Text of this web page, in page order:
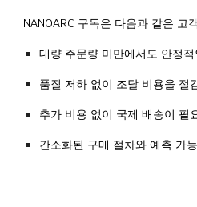
NANOARC 구독은 다음과 같은 고
대량 주문량 ​​미만에서도 안정
품질 저하 없이 조달 비용을 절
추가 비용 없이 국제 배송이 필
간소화된 구매 절차와 예측 가